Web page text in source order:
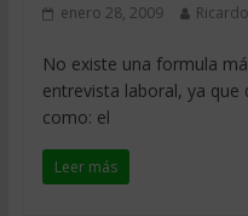
enero 28, 2009
No existe una formula
entrevista laboral, ya
como: el
Leer más